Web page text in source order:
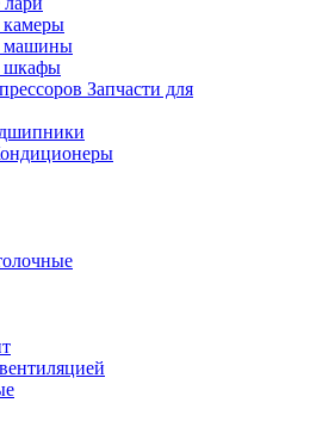
машины
шкафы
Запчасти для